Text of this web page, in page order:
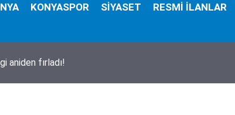
KONYASPOR SİYASET RESMİ İLANLAR
oldu? İşte 5 Ağustos Çarşamba günü olup bitenler…